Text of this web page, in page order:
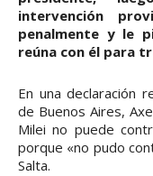
intervención
penalmente y le
reúna con él para
En una declaración
de Buenos Aires,
Milei no puede
porque «no pudo
Salta.